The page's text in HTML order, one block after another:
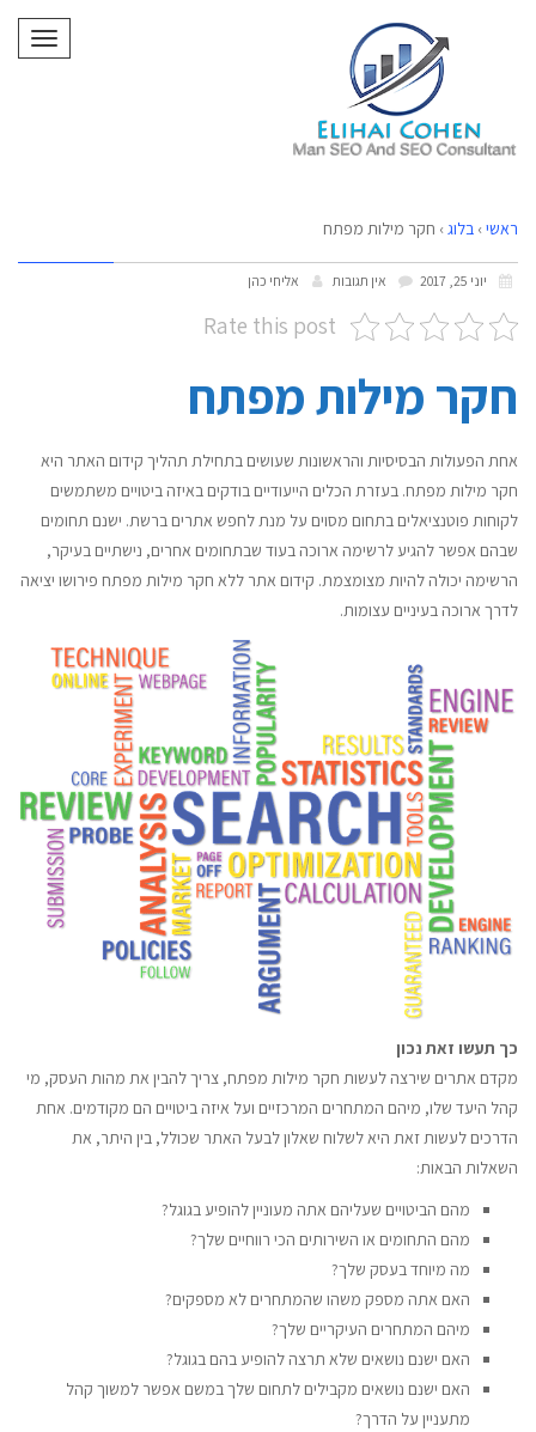
תפריט
ראשי› בלוג› חקר מילות מפתח
יוני 25, 2017 אין תגובות אליחי כהן
Rate this post
חקר מילות מפתח
אחת הפעולות הבסיסיות והראשונות שעושים בתחילת תהליך קידום האתר היא
חקר מילות מפתח. בעזרת הכלים הייעודיים בודקים באיזה ביטויים משתמשים
לקוחות פוטנציאלים בתחום מסוים על מנת לחפש אתרים ברשת. ישנם תחומים
שבהם אפשר להגיע לרשימה ארוכה בעוד שבתחומים אחרים, נישתיים בעיקר,
הרשימה יכולה להיות מצומצמת. קידום אתר ללא חקר מילות מפתח פירושו יציאה
לדרך ארוכה בעיניים עצומות.
כך תעשו זאת נכון
מקדם אתרים שירצה לעשות חקר מילות מפתח, צריך להבין את מהות העסק, מי
קהל היעד שלו, מיהם המתחרים המרכזיים ועל איזה ביטויים הם מקודמים. אחת
הדרכים לעשות זאת היא לשלוח שאלון לבעל האתר שכולל, בין היתר, את
השאלות הבאות:
מהם הביטויים שעליהם אתה מעוניין להופיע בגוגל?
מהם התחומים או השירותים הכי רווחיים שלך?
מה מיוחד בעסק שלך?
האם אתה מספק משהו שהמתחרים לא מספקים?
מיהם המתחרים העיקריים שלך?
האם ישנם נושאים שלא תרצה להופיע בהם בגוגל?
האם ישנם נושאים מקבילים לתחום שלך במשם אפשר למשוך קהל
מתעניין על הדרך?